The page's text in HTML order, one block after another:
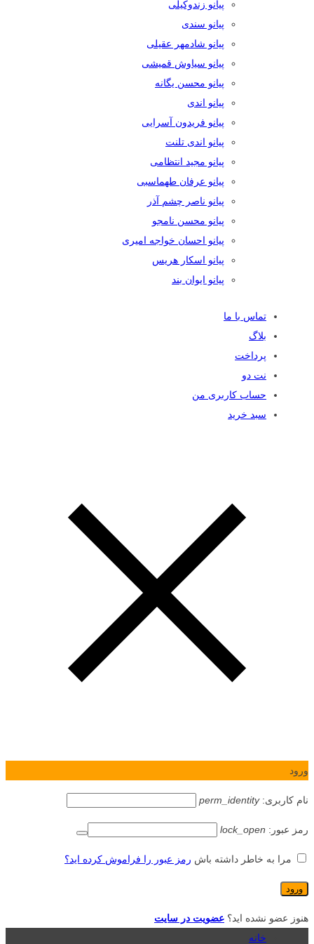
پیانو زندوکیلی
پیانو سندی
پیانو شادمهر عقیلی
پیانو سیاوش قمیشی
پیانو محسن یگانه
پیانو اندی
پیانو فریدون آسرایی
پیانو اندی تلنت
پیانو مجید انتظامی
پیانو عرفان طهماسبی
پیانو ناصر چشم آذر
پیانو محسن نامجو
پیانو احسان خواجه امیری
پیانو اسکار هریس
پیانو ایوان بند
تماس با ما
بلاگ
پرداخت
نت دو
حساب کاربری من
سبد خرید
ورود
نام کاربری:perm_identity
رمز عبور: lock_open
مرا به خاطر داشته باش رمز عبور را فراموش کرده اید؟
هنوز عضو نشده اید؟ عضویت در سایت
خانه